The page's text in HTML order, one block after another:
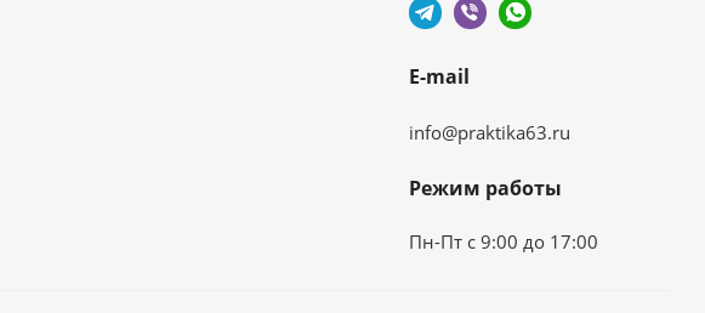
E-mail
info@praktika63.ru
Режим работы
Пн-Пт с 9:00 до 17:00